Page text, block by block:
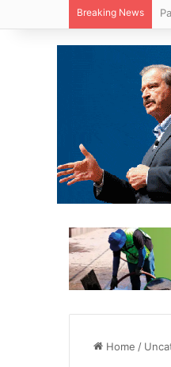
Breaking News
Home /